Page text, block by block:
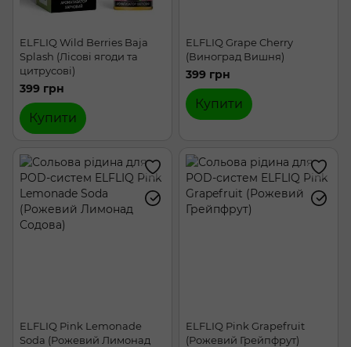
ELFLIQ Wild Berries Baja
Splash (Лісові ягоди та
цитрусові)
399 грн
Купити
ELFLIQ Grape Cherry
(Виноград Вишня)
399 грн
Купити
ELFLIQ Pink Lemonade
Soda (Рожевий Лимонад
ELFLIQ Pink Grapefruit
(Рожевий Грейпфрут)